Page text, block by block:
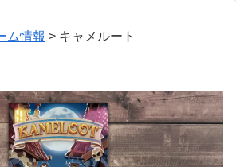
ム情報 > キャメルート